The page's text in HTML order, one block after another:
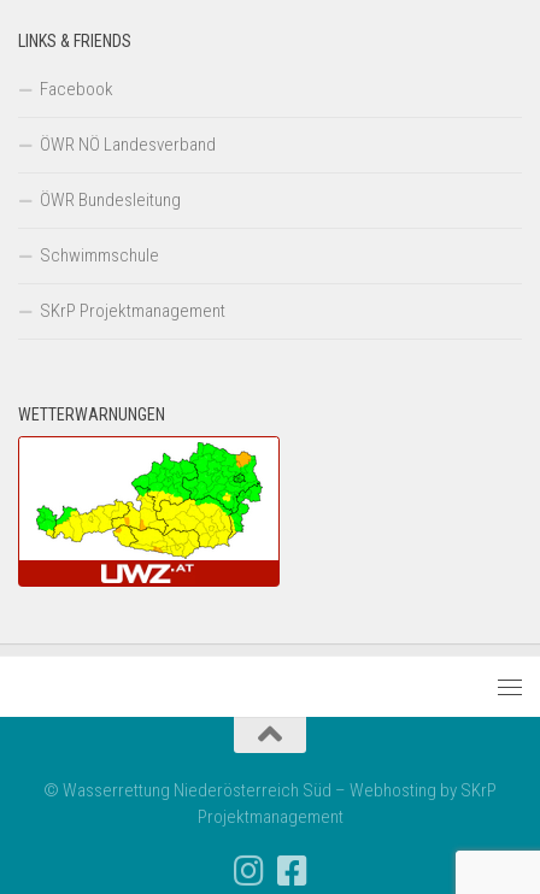
LINKS & FRIENDS
Facebook
ÖWR NÖ Landesverband
ÖWR Bundesleitung
Schwimmschule
SKrP Projektmanagement
WETTERWARNUNGEN
© Wasserrettung Niederösterreich Süd – Webhosting by SKrP
Projektmanagement